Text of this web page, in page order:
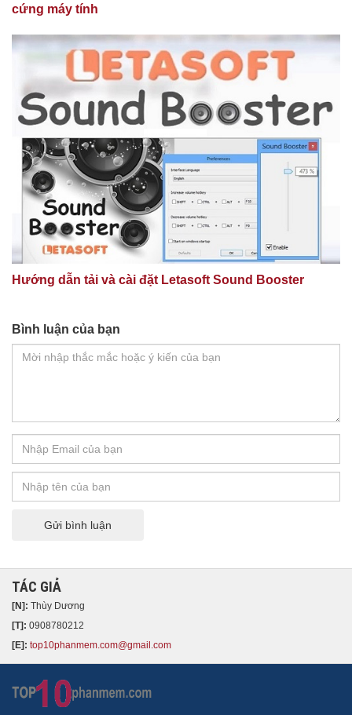
cứng máy tính
Hướng dẫn tải và cài đặt Letasoft Sound Booster
Bình luận của bạn
Gửi bình luận
TÁC GIẢ
[N]: Thùy Dương
[T]: 0908780212
[E]: top10phanmem.com@gmail.com